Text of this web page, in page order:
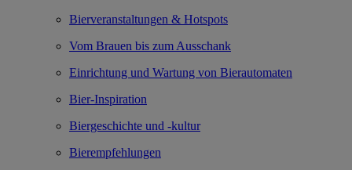
Bierveranstaltungen & Hotspots
Vom Brauen bis zum Ausschank
Einrichtung und Wartung von Bierautomaten
Bier-Inspiration
Biergeschichte und -kultur
Bierempfehlungen